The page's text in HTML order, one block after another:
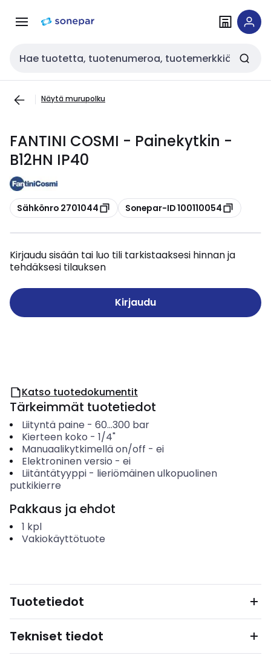
navigointiinsisältöön
Haku
Näytä murupolku
FANTINI COSMI - Painekytkin -
B12HN IP40
Kopioi
Sähkönro 2701044 Kopioi
Sonepar-ID 100110054
Kirjaudu sisään tai luo tili tarkistaaksesi hinnan ja
tehdäksesi tilauksen
Kirjaudu
Katso tuotedokumentit
Tärkeimmät tuotetiedot
Liityntä paine - 60...300 bar
Kierteen koko - 1/4"
Manuaalikytkimellä on/off - ei
Elektroninen versio - ei
Liitäntätyyppi- lieriömäinen ulkopuolinen
putkikierre
Pakkaus ja ehdot
1 kpl
Vakiokäyttötuote
Tuotetiedot
Tekniset tiedot